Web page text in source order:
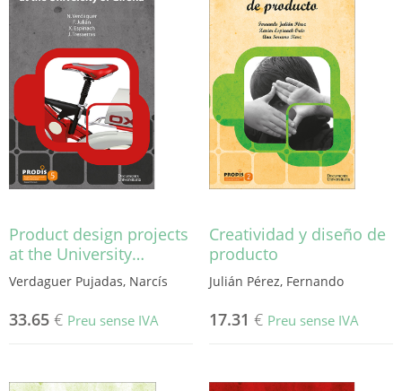
Product design projects
at the University…
Verdaguer Pujadas, Narcís
33.65 € Preu sense IVA
Creatividad y diseño de
producto
Julián Pérez, Fernando
17.31 € Preu sense IVA